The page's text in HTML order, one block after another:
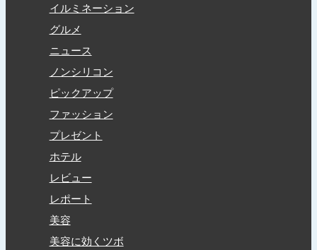
イルミネーション
グルメ
ニュース
ノンシリコン
ピックアップ
ファッション
プレゼント
ホテル
レビュー
レポート
美容
美容に効くツボ